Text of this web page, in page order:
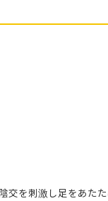
交を刺激し足をあた